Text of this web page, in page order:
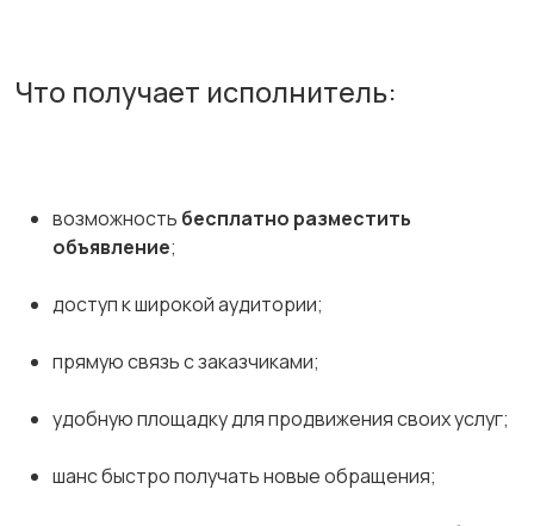
Что получает исполнитель:
возможность бесплатно разместить
объявление;
доступ к широкой аудитории;
прямую связь с заказчиками;
удобную площадку для продвижения своих услуг;
шанс быстро получать новые обращения;